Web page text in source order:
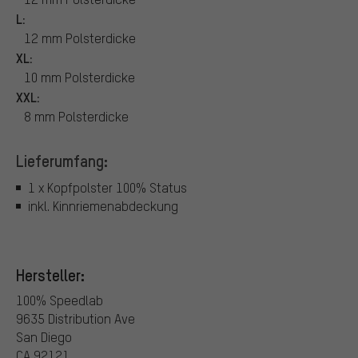
L:
12 mm Polsterdicke
XL:
10 mm Polsterdicke
XXL:
8 mm Polsterdicke
Lieferumfang:
1 x Kopfpolster 100% Status
inkl. Kinnriemenabdeckung
Hersteller:
100% Speedlab
9635 Distribution Ave
San Diego